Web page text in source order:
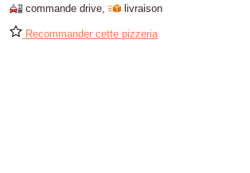
commande drive, livraison
Recommander cette pizzeria